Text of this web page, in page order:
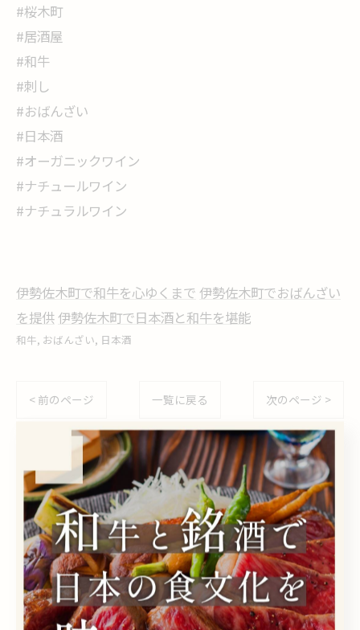
#桜木町
#居酒屋
#和牛
#刺し
#おばんざい
#日本酒
#オーガニックワイン
#ナチュールワイン
#ナチュラルワイン
伊勢佐木町で和牛を心ゆくまで 伊勢佐木町でおばんざい
を提供伊勢佐木町で日本酒と和牛を堪能
和牛 おばんざい 日本酒
< 前のページ 一覧に戻る 次のページ >
関連タグ
#居酒屋 #日本酒
カテゴリー Categories